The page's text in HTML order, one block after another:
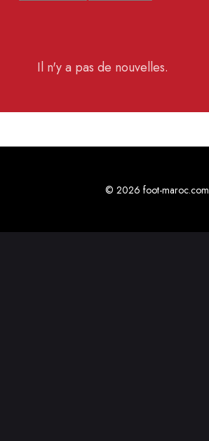
Il n'y a pas de nouvelles.
© 2026 foot-maroc.com